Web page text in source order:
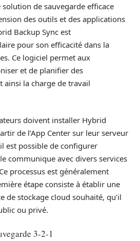
solution de sauvegarde efficace
des outils et des applications
Backup Sync est
pour son efficacité dans la
Ce logiciel permet aux
et de planifier des
ainsi la charge de travail
doivent installer Hybrid
de l’App Center sur leur serveur
est possible de configurer
communique avec divers services
processus est généralement
étape consiste à établir une
de stockage cloud souhaité, qu’il
ou privé.
3-2-1